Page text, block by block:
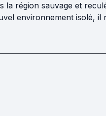
la région sauvage et
environnement isolé, il